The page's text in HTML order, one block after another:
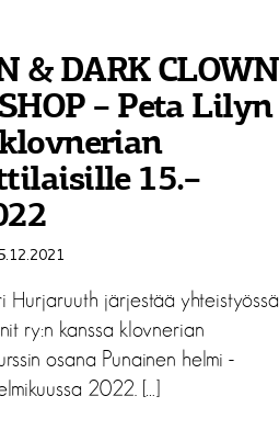
& DARK CLOWN
– Peta Lilyn
15.–
Hurjaruuth järjestää yhteistyössä
ry:n kanssa klovnerian
osana Punainen helmi -
2022. […]